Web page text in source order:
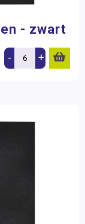
- zwart
- +